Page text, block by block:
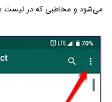
می‌شود و مخاطبی که در لیست